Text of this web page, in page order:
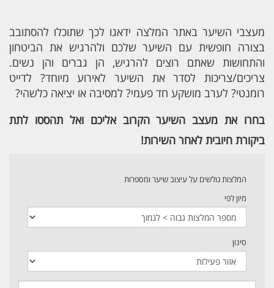
מעצבי השיער באתר המלצה ידאגו לכך שתוכלו להסתובב
בצורה חופשית עם השיער שלכם ולהרגיש את הביטחון
והתחושות שאתם רוצים להרגיש, הן גברים והן נשים.
צריכים/צריכות לסדר את השיער לאירוע מיוחד? לדייט
רומנטי? לערב מושקע חד פעמי? למסיבה או יציאה כלשהי?
בחרו את מעצב השיער הקרוב אליכם ואל תהססו לתת
ביקורת חיובית לאחר השירות!
המלצות גולשים על עיצוב שיער ומספרות
מיון לפי
סינון